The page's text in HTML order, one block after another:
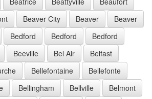
Beaver City Beaver
Beaver
Bedford Bedford
Bedford
Beeville Bel Air
Belfast
Bellefontaine
Bellefonte
Bellingham Bellville
Belmont